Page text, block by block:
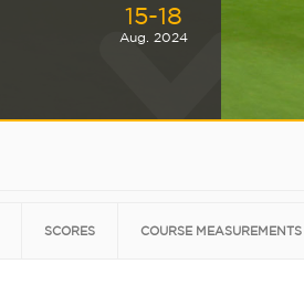
15-18
Aug. 2024
SCORES COURSE MEASUREMENTS